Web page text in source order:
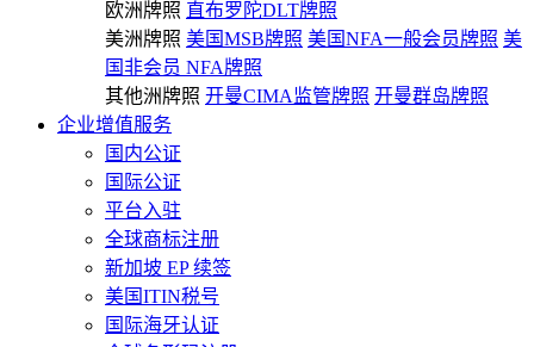
欧洲牌照 直布罗陀DLT牌照
美洲牌照 美国MSB牌照 美国NFA一般会员牌照 美
国非会员 NFA牌照
其他洲牌照 开曼CIMA监管牌照 开曼群岛牌照
企业增值服务
国内公证
国际公证
平台入驻
全球商标注册
新加坡 EP 续签
美国ITIN税号
国际海牙认证